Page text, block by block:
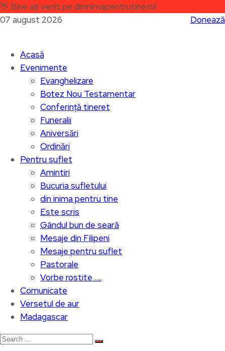
👋 Bine ați venit pe dininimapentrutine.ro!
07 august 2026
Donează
Acasă
Evenimente
Evanghelizare
Botez Nou Testamentar
Conferință tineret
Funeralii
Aniversări
Ordinări
Pentru suflet
Amintiri
Bucuria sufletului
din inima pentru tine
Este scris
Gândul bun de seară
Mesaje din Filipeni
Mesaje pentru suflet
Pastorale
Vorbe rostite ….
Comunicate
Versetul de aur
Madagascar